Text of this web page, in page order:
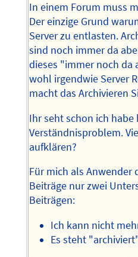
In einem Forum muss
Der einzige Grund
Server zu entlasten.
sind noch immer da
dieses "immer noch da
wohl irgendwie Server
macht das Archivieren
Ihr seht schon ich
Verständnisproblem.
aufklären?
Für mich als Anwender
Beiträge nur zwei
Beiträgen:
Ich kann nicht
Es steht